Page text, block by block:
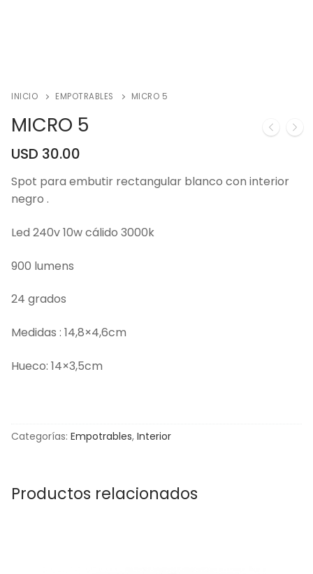
INICIO EMPOTRABLES MICRO 5
MICRO 5
USD 30.00
Spot para embutir rectangular blanco con interior
negro .
Led 240v 10w cálido 3000k
900 lumens
24 grados
Medidas : 14,8×4,6cm
Hueco: 14×3,5cm
Categorías: Empotrables, Interior
Productos relacionados